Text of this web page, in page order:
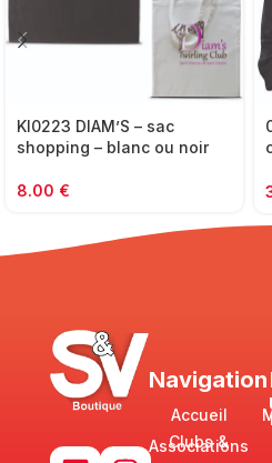
KI0223 DIAM’S – sac
shopping – blanc ou noir
8.00 €
Navigation
Accueil
Clubs &
Associations